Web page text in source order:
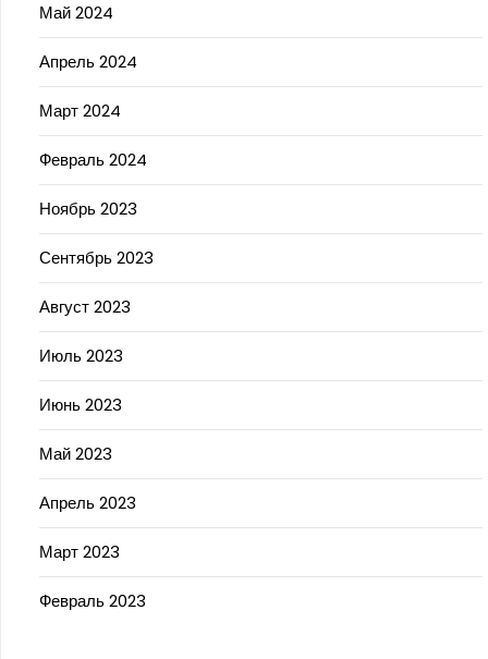
Май 2024
Апрель 2024
Март 2024
Февраль 2024
Ноябрь 2023
Сентябрь 2023
Август 2023
Июль 2023
Июнь 2023
Май 2023
Апрель 2023
Март 2023
Февраль 2023